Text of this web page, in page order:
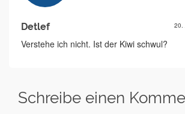
Detlef 20.
Verstehe ich nicht. Ist der Kiwi schwul?
Schreibe einen